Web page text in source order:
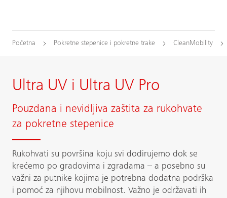
Početna Pokretne stepenice i pokretne trake CleanMobility
Ultra UV i Ultra UV Pro
Pouzdana i nevidljiva zaštita za rukohvate
za pokretne stepenice
Rukohvati su površina koju svi dodirujemo dok se
krećemo po gradovima i zgradama – a posebno su
važni za putnike kojima je potrebna dodatna podrška
i pomoć za njihovu mobilnost. Važno je održavati ih